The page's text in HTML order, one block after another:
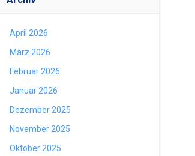
April 2026
März 2026
Februar 2026
Januar 2026
Dezember 2025
November 2025
Oktober 2025